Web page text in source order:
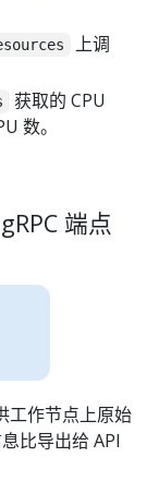
上调
获取的 CPU
数。
gRPC 端点
工作节点上原始
比导出给 API